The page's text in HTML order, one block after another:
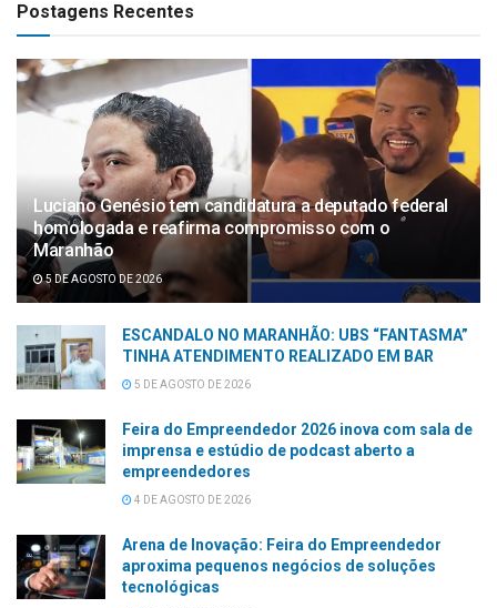
Postagens Recentes
Luciano Genésio tem candidatura a deputado federal
homologada e reafirma compromisso com o
Maranhão
5 DE AGOSTO DE 2026
ESCANDALO NO MARANHÃO: UBS “FANTASMA”
TINHA ATENDIMENTO REALIZADO EM BAR
5 DE AGOSTO DE 2026
Feira do Empreendedor 2026 inova com sala de
imprensa e estúdio de podcast aberto a
empreendedores
4 DE AGOSTO DE 2026
Arena de Inovação: Feira do Empreendedor
aproxima pequenos negócios de soluções
tecnológicas